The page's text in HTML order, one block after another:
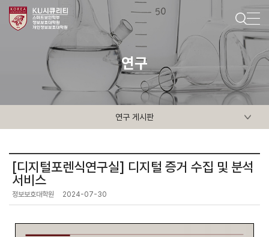
연구
연구 게시판
[디지털포렌식연구실] 디지털 증거 수집 및 분석
서비스
정보보호대학원 2024-07-30